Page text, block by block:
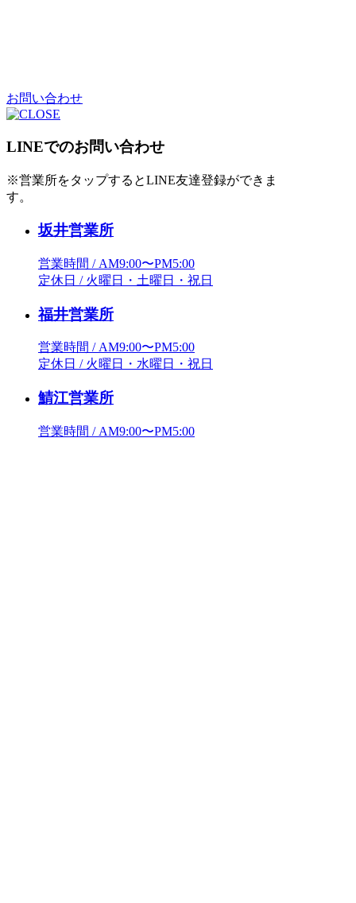
お問い合わせ
LINEでのお問い合わせ
※営業所をタップするとLINE友達登録ができま
す。
坂井営業所
営業時間 / AM9:00〜PM5:00
定休日 / 火曜日・土曜日・祝日
福井営業所
営業時間 / AM9:00〜PM5:00
定休日 / 火曜日・水曜日・祝日
鯖江営業所
営業時間 / AM9:00〜PM5:00